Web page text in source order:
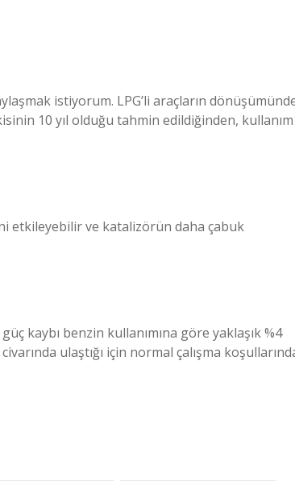
istiyorum. LPG’li araçların
10 yıl olduğu tahmin edildiğinden, kullanım
etkileyebilir ve katalizörün daha çabuk
kaybı benzin kullanımına göre yaklaşık %4
ulaştığı için normal çalışma